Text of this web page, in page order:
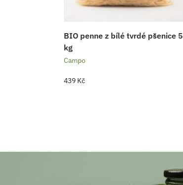
BIO penne z bílé tvrdé pšenice 5
kg
Campo
439 Kč